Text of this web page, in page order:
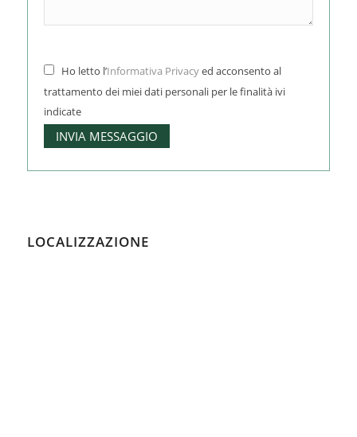
Ho letto l’Informativa Privacyed acconsento al
trattamento dei miei dati personali per le finalità ivi
indicate
LOCALIZZAZIONE